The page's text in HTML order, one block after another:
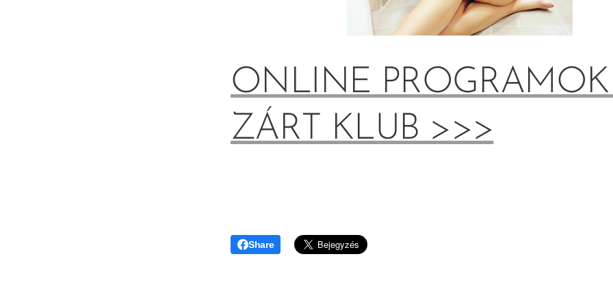
ONLINE PROGRAMOK
ZÁRT KLUB >>>
Share